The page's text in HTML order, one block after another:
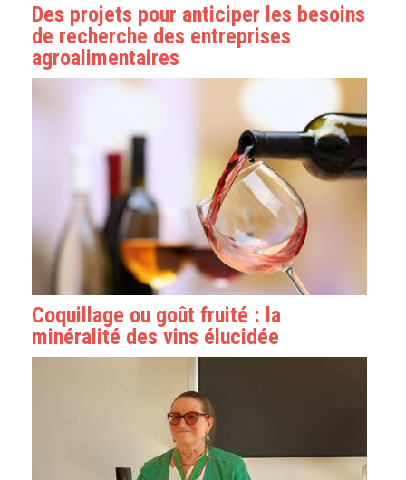
Des projets pour anticiper les besoins
de recherche des entreprises
agroalimentaires
Coquillage ou goût fruité : la
minéralité des vins élucidée